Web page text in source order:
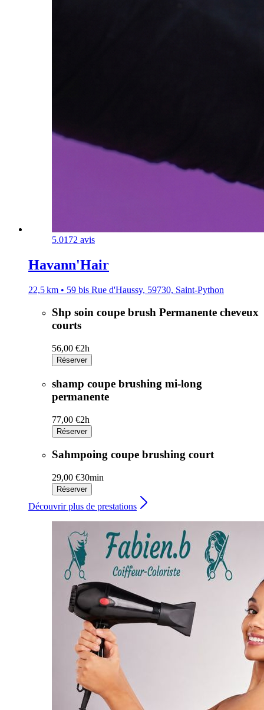
5.0172 avis
Havann'Hair
22,5 km • 59 bis Rue d'Haussy, 59730, Saint-Python
Shp soin coupe brush Permanente cheveux
courts
56,00 €2h
Réserver
shamp coupe brushing mi-long
permanente
77,00 €2h
Réserver
Sahmpoing coupe brushing court
29,00 €30min
Réserver
Découvrir plus de prestations